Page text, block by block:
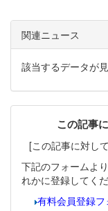
関連ニュース
該当するデータが
この記事
[この記事に対し
下記のフォームよ
れかに登録してくだ
有料会員登録フ